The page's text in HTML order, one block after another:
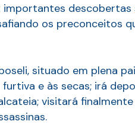
os preconceitos
situado em plena
e às secas; irá
visitará